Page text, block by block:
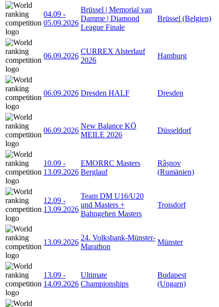
04.09 -
05.09.2026
Brüssel | Memorial van
Damme | Diamond
League Finale
Brüssel (Belgien)
06.09.2026
CURREX Alsterlauf
2026
Hamburg
06.09.2026 Dresden HALF Dresden
06.09.2026
New Balance KÖ
MEILE 2026
Düsseldorf
10.09 -
13.09.2026
EMORRC Masters
Berglauf
Râșnov
(Rumänien)
12.09 -
13.09.2026
Team DM U16/U20
und Masters +
Bahngehen Masters
Troisdorf
13.09.2026
24. Volksbank-Münster-
Marathon
Münster
13.09 -
14.09.2026
Ultimate
Championships
Budapest
(Ungarn)